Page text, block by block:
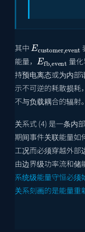
其中
能量，
Efb,event
量
持预电离态或为内部
示不可逆的耗散损耗
不与负载耦合的辐射。
关系式 (4) 是一条内
期间事件关联能量如
工况而必须穿越外部
由边界级功率流和储
系统级能量守恒必须
关系刻画的是能量重